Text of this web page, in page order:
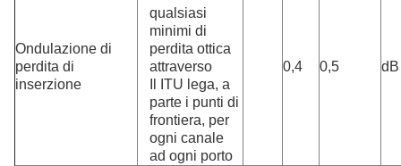
Ondulazione di
perdita di
inserzione
qualsiasi
minimi di
perdita ottica
attraverso
Il ITU lega, a
parte i punti di
frontiera, per
ogni canale
ad ogni porto
0,4 0,5 dB